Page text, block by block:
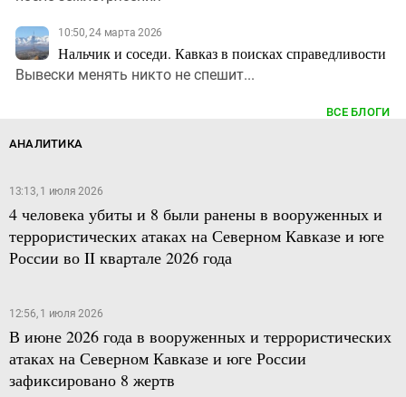
10:50, 24 марта 2026
Нальчик и соседи. Кавказ в поисках справедливости
Вывески менять никто не спешит...
ВСЕ БЛОГИ
АНАЛИТИКА
13:13, 1 июля 2026
4 человека убиты и 8 были ранены в вооруженных и
террористических атаках на Северном Кавказе и юге
России во II квартале 2026 года
12:56, 1 июля 2026
В июне 2026 года в вооруженных и террористических
атаках на Северном Кавказе и юге России
зафиксировано 8 жертв